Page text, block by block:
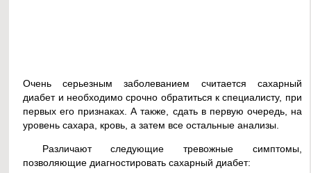
Очень серьезным заболеванием считается сахарный
диабет и необходимо срочно обратиться к специалисту, при
первых его признаках. А также, сдать в первую очередь, на
уровень сахара, кровь, а затем все остальные анализы.
Различают следующие тревожные симптомы,
позволяющие диагностировать сахарный диабет: